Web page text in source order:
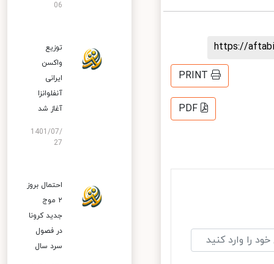
https://
PRINT
PDF
06
توزیع
واکسن
ایرانی
آنفلوانزا
آغاز شد
1401/07/
27
احتمال بروز
۲ موج
جدید کرونا
در فصول
سرد سال